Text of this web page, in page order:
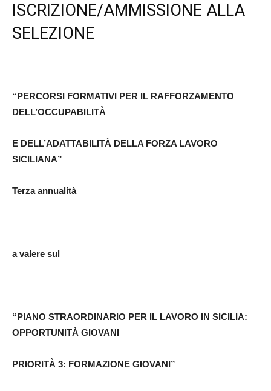
ISCRIZIONE/AMMISSIONE ALLA
SELEZIONE
“PERCORSI FORMATIVI PER IL RAFFORZAMENTO
DELL’OCCUPABILITÀ
E DELL’ADATTABILITÀ DELLA FORZA LAVORO
SICILIANA”
Terza annualità
a valere sul
“PIANO STRAORDINARIO PER IL LAVORO IN SICILIA:
OPPORTUNITÀ GIOVANI
PRIORITÀ 3: FORMAZIONE GIOVANI”